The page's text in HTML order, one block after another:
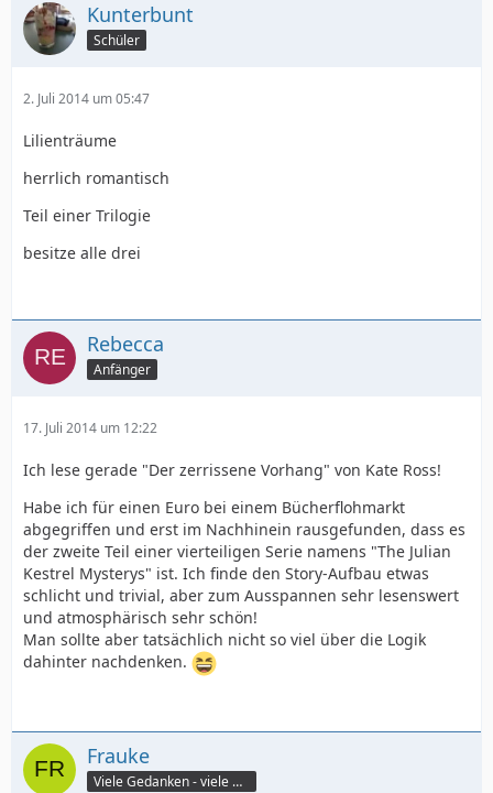
Kunterbunt
Schüler
2. Juli 2014 um 05:47
Lilienträume
herrlich romantisch
Teil einer Trilogie
besitze alle drei
Rebecca
Anfänger
17. Juli 2014 um 12:22
Ich lese gerade "Der zerrissene Vorhang" von Kate Ross!
Habe ich für einen Euro bei einem Bücherflohmarkt
abgegriffen und erst im Nachhinein rausgefunden, dass es
der zweite Teil einer vierteiligen Serie namens "The Julian
Kestrel Mysterys" ist. Ich finde den Story-Aufbau etwas
schlicht und trivial, aber zum Ausspannen sehr lesenswert
und atmosphärisch sehr schön!
Man sollte aber tatsächlich nicht so viel über die Logik
dahinter nachdenken.
Frauke
Viele Gedanken - viele Worte